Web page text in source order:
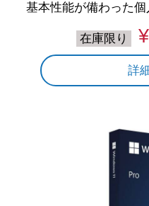
基本性能が備わった
在庫限り
詳